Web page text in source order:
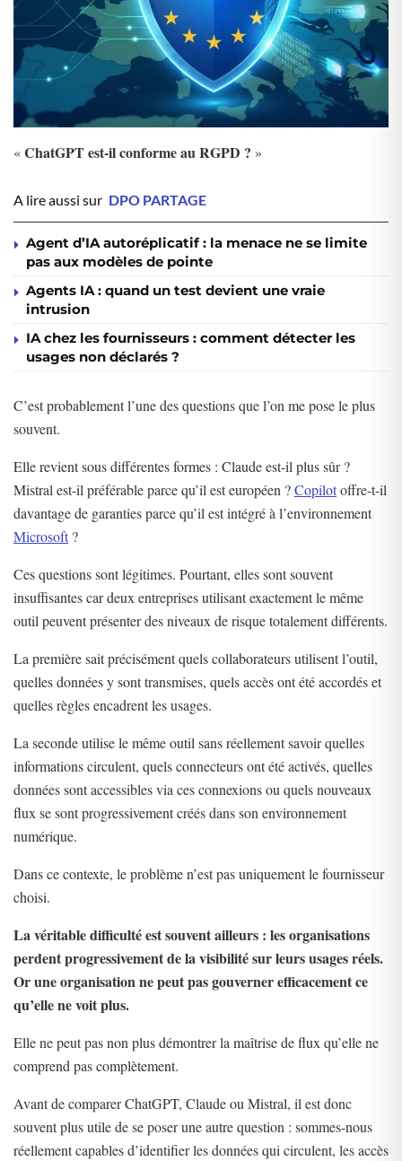
«ChatGPT est-il conforme au RGPD ? »
A lire aussi sur DPO PARTAGE
Agent d’IA autoréplicatif : la menace ne se limite
pas aux modèles de pointe
Agents IA : quand un test devient une vraie
intrusion
IA chez les fournisseurs : comment détecter les
usages non déclarés ?
C’est probablement l’une des questions que l’on me pose le plus
souvent.
Elle revient sous différentes formes : Claude est-il plus sûr ?
Mistral est-il préférable parce qu’il est européen ?Copilotoffre-t-il
davantage de garanties parce qu’il est intégré à l’environnement
Microsoft?
Ces questions sont légitimes. Pourtant, elles sont souvent
insuffisantes car deux entreprises utilisant exactement le même
outil peuvent présenter des niveaux de risque totalement différents.
La première sait précisément quels collaborateurs utilisent l’outil,
quelles données y sont transmises, quels accès ont été accordés et
quelles règles encadrent les usages.
La seconde utilise le même outil sans réellement savoir quelles
informations circulent, quels connecteurs ont été activés, quelles
données sont accessibles via ces connexions ou quels nouveaux
flux se sont progressivement créés dans son environnement
numérique.
Dans ce contexte, le problème n’est pas uniquement le fournisseur
choisi.
La véritable difficulté est souvent ailleurs : les organisations
perdent progressivement de la visibilité sur leurs usages réels.
Or une organisation ne peut pas gouverner efficacement ce
qu’elle ne voit plus.
Elle ne peut pas non plus démontrer la maîtrise de flux qu’elle ne
comprend pas complètement.
Avant de comparer ChatGPT, Claude ou Mistral, il est donc
souvent plus utile de se poser une autre question : sommes-nous
réellement capables d’identifier les données qui circulent, les accès